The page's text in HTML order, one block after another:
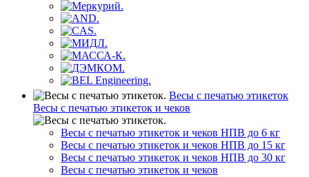
Весы с печатью этикеток
Весы с печатью этикеток и чеков
Весы с печатью этикеток и чеков НПВ до 6 кг
Весы с печатью этикеток и чеков НПВ до 15 кг
Весы с печатью этикеток и чеков НПВ до 30 кг
Весы с печатью этикеток и чеков